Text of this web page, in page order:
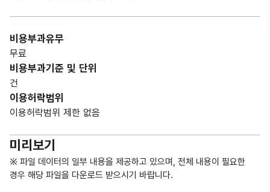
IC)
비용부과유무
무료
비용부과기준 및 단위
건
이용허락범위
이용허락범위 제한 없음
미리보기
※ 파일 데이터의 일부 내용을 제공하고 있으며, 전체 내용이 필요한
경우 해당 파일을 다운로드 받으시기 바랍니다.